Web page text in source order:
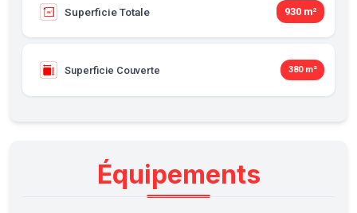
Superficie Totale 930 m²
Superficie Couverte 380 m²
Équipements